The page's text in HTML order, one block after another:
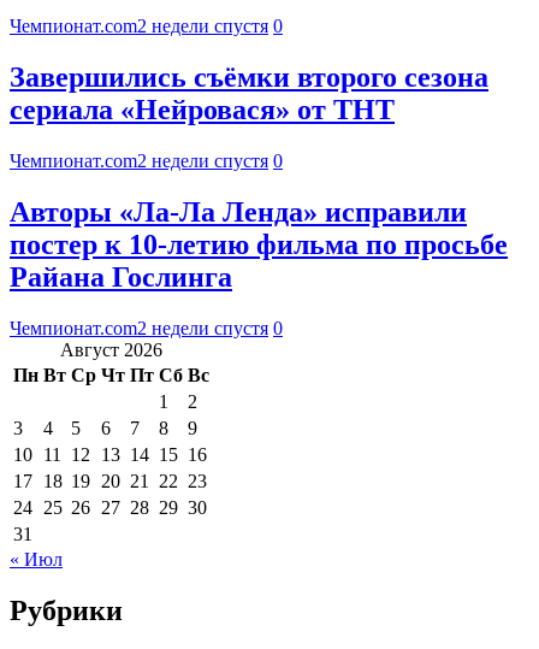
Чемпионат.com2 недели спустя 0
Завершились съёмки второго сезона
сериала «Нейровася» от ТНТ
Чемпионат.com2 недели спустя 0
Авторы «Ла-Ла Ленда» исправили
постер к 10-летию фильма по просьбе
Райана Гослинга
Чемпионат.com2 недели спустя 0
Август 2026
Пн Вт Ср Чт Пт Сб Вс
1
2
3
4 5 6 7 8
9
10 11 12 13 14 15 16
17 18 19 20 21 22 23
24 25 26 27 28 29 30
31
« Июл
Рубрики